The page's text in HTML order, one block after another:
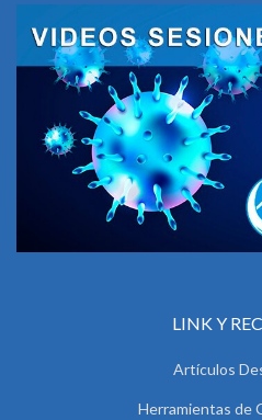
LINK Y
Artículos
Herramientas de